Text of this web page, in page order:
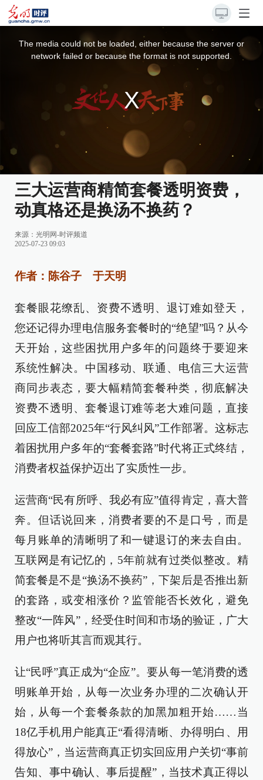
The media could not be loaded, either because the server or
network failed or because the format is not supported.
三大运营商精简套餐透明资费，
动真格还是换汤不换药？
来源： 光明网-时评频道
2025-07-23 09:03
作者：陈谷子 于天明
套餐眼花缭乱、资费不透明、退订难如登天，
您还记得办理电信服务套餐时的“绝望”吗？从今
天开始，这些困扰用户多年的问题终于要迎来
系统性解决。中国移动、联通、电信三大运营
商同步表态，要大幅精简套餐种类，彻底解决
资费不透明、套餐退订难等老大难问题，直接
回应工信部2025年“行风纠风”工作部署。这标志
着困扰用户多年的“套餐套路”时代将正式终结，
消费者权益保护迈出了实质性一步。
运营商“民有所呼、我必有应”值得肯定，喜大普
奔。但话说回来，消费者要的不是口号，而是
每月账单的清晰明了和一键退订的来去自由。
互联网是有记忆的，5年前就有过类似整改。精
简套餐是不是“换汤不换药”，下架后是否推出新
的套路，或变相涨价？监管能否长效化，避免
整改“一阵风”，经受住时间和市场的验证，广大
用户也将听其言而观其行。
让“民呼”真正成为“企应”。要从每一笔消费的透
明账单开始，从每一次业务办理的二次确认开
始，从每一个套餐条款的加黑加粗开始……当
18亿手机用户能真正“看得清晰、办得明白、用
得放心”，当运营商真正切实回应用户关切“事前
告知、事中确认、事后提醒”，当技术真正得以